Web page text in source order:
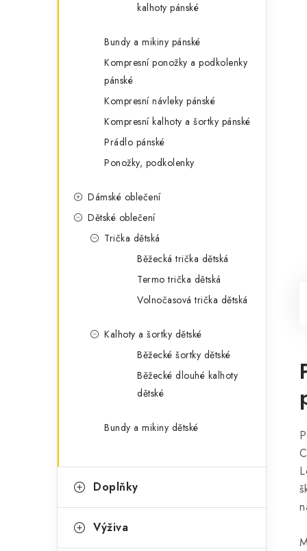
kalhoty pánské
Bundy a mikiny pánské
Kompresní ponožky a podkolenky
pánské
Kompresní návleky pánské
Kompresní kalhoty a šortky pánské
Prádlo pánské
Ponožky, podkolenky
Dámské oblečení
Dětské oblečení
Trička dětská
Běžecká trička dětská
Termo trička dětská
Volnočasová trička dětská
Kalhoty a šortky dětské
Běžecké šortky dětské
Běžecké dlouhé kalhoty
dětské
Bundy a mikiny dětské
Doplňky
Výživa